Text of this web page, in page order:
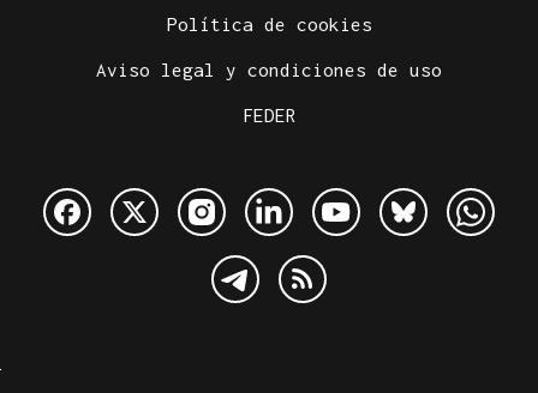
Política de cookies
Aviso legal y condiciones de uso
FEDER